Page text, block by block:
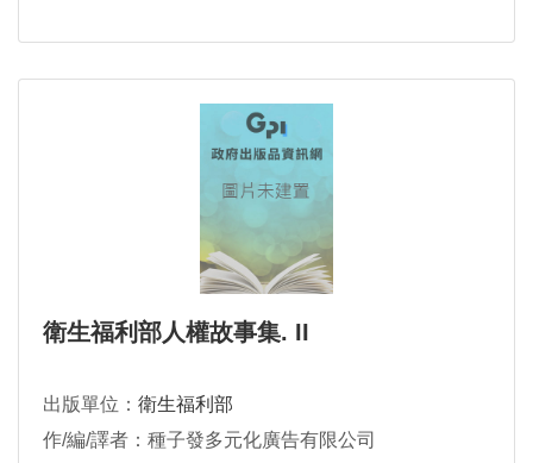
衛生福利部人權故事集. II
出版單位： 衛生福利部
作/編/譯者：種子發多元化廣告有限公司